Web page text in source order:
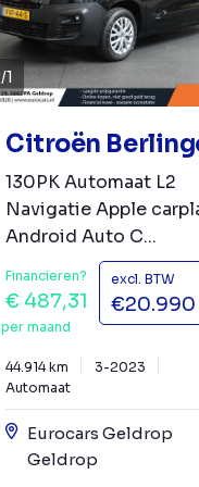
/1
Citroën
130PK Automaat L2
Navigatie Apple
Android Auto C...
Financieren?
€ 487,31
per maand
excl. BTW
€20.990
44.914 km
3-2023
Automaat
Eurocars Geldrop
Geldrop